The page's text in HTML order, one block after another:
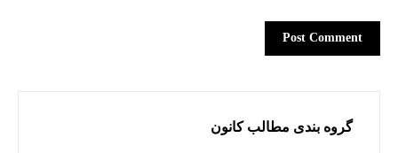
گروه بندی مطالب کانون